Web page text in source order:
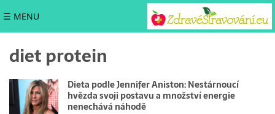
☰ MENU
diet protein
Dieta podle Jennifer Aniston: Nestárnoucí
hvězda svoji postavu a množství energie
nenechává náhodě